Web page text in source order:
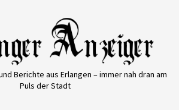
Berichte aus Erlangen – immer nah dran am
Puls der Stadt